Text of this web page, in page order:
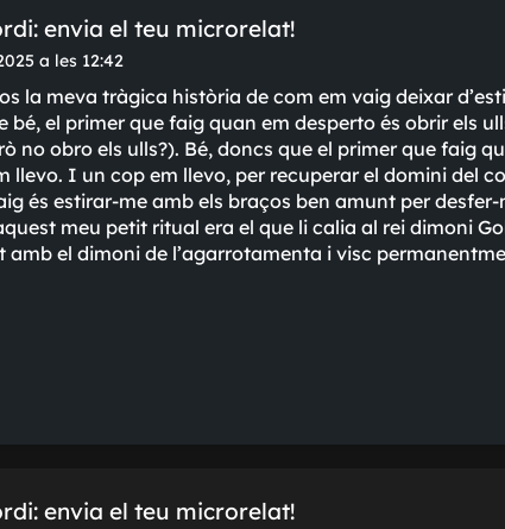
envia el teu microrelat!
a les 12:42
la meva tràgica història de com em vaig deixar
bé, el primer que faig quan em desperto és obrir els
no obro els ulls?). Bé, doncs que el primer que faig
llevo. I un cop em llevo, per recuperar el domini del
és estirar-me amb els braços ben amunt per
meu petit ritual era el que li calia al rei dimoni
amb el dimoni de l'agarrotamenta i visc
envia el teu microrelat!